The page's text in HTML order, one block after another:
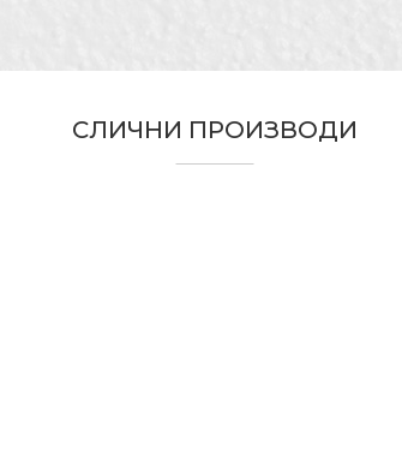
Полиестер PE
СЛИЧНИ ПРОИЗВОДИ